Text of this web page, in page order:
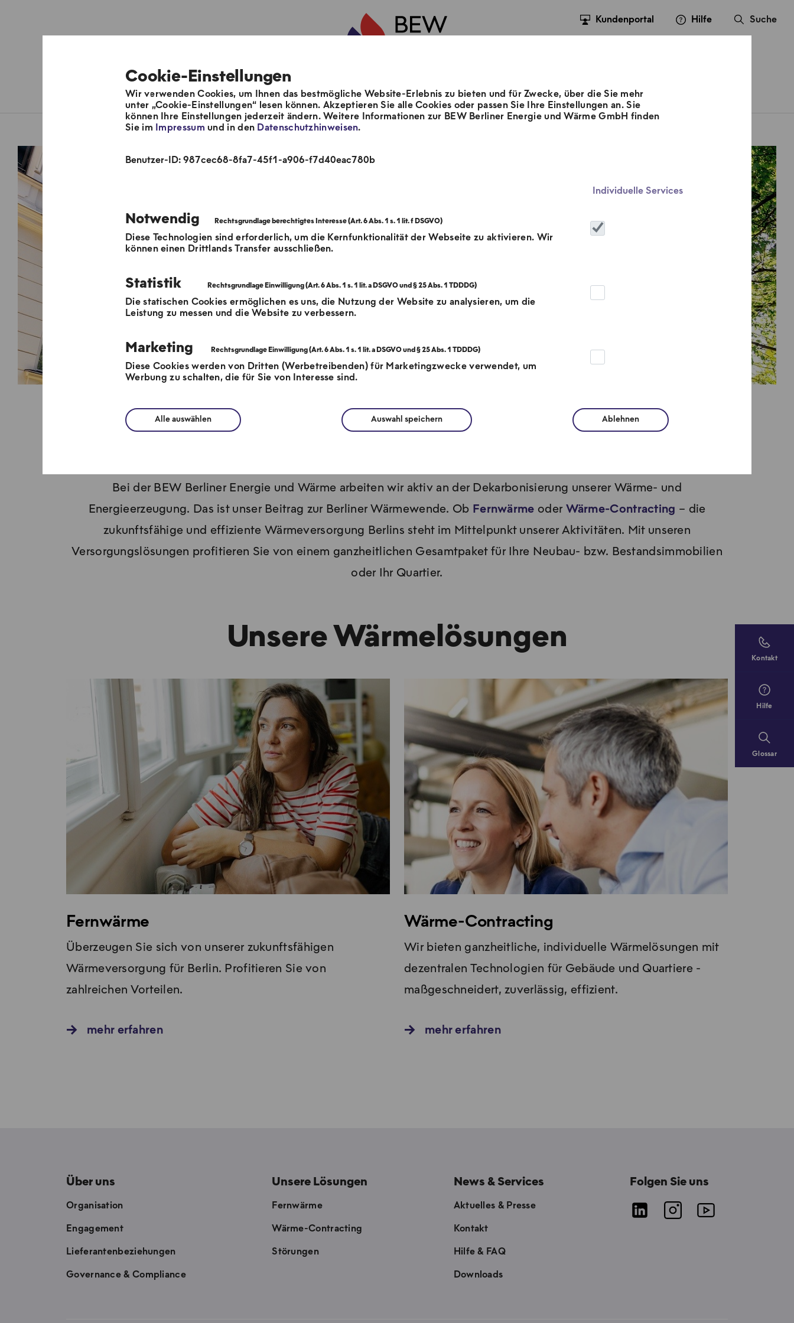
Fernwärmesystem Unsere Lösungen
Wärme
Aktuelles & Presse Kontakt
Kundenportal Hilfe Suche
Wärmeversorgung in Berlin
Bei der BEW Berliner Energie und Wärme arbeiten wir aktiv an der Dekarbonisierung unserer Wärme- und
Energieerzeugung. Das ist unser Beitrag zur Berliner Wärmewende. Ob Fernwärme oder Wärme-Contracting – die
zukunftsfähige und effiziente Wärmeversorgung Berlins steht im Mittelpunkt unserer Aktivitäten. Mit unseren
Versorgungslösungen profitieren Sie von einem ganzheitlichen Gesamtpaket für Ihre Neubau- bzw. Bestandsimmobilien
oder Ihr Quartier.
Unsere Wärmelösungen
Fernwärme
Überzeugen Sie sich von unserer zukunftsfähigen
Wärmeversorgung für Berlin. Profitieren Sie von
zahlreichen Vorteilen.
mehr erfahren
Wärme-Contracting
Wir bieten ganzheitliche, individuelle Wärmelösungen mit
dezentralen Technologien für Gebäude und Quartiere -
maßgeschneidert, zuverlässig, effizient.
mehr erfahren
Cookie-Einstellungen
Wir verwenden Cookies, um Ihnen das bestmögliche Website-Erlebnis zu bieten und für Zwecke, über die Sie mehr
unter „Cookie-Einstellungen“ lesen können. Akzeptieren Sie alle Cookies oder passen Sie Ihre Einstellungen an. Sie
können Ihre Einstellungen jederzeit ändern. Weitere Informationen zur BEW Berliner Energie und Wärme GmbH finden
Sie im
Impressum und in den Datenschutzhinweisen.
Benutzer-ID: 987cec68-8fa7-45f1-a906-f7d40eac780b
Individuelle Services
Notwendig
Diese Technologien sind erforderlich, um die Kernfunktionalität der Webseite zu aktivieren. Wir
können einen Drittlands Transfer ausschließen.
Statistik
Die statischen Cookies ermöglichen es uns, die Nutzung der Website zu analysieren, um die
Leistung zu messen und die Website zu verbessern.
Marketing
Diese Cookies werden von Dritten (Werbetreibenden) für Marketingzwecke verwendet, um
Werbung zu schalten, die für Sie von Interesse sind.
Alle auswählen Auswahl speichern Ablehnen
Über uns
Organisation
Engagement
Lieferantenbeziehungen
Governance & Compliance
Unsere Lösungen
Fernwärme
Wärme-Contracting
Störungen
News & Services
Aktuelles & Presse
Kontakt
Hilfe & FAQ
Downloads
Folgen Sie uns
Kontakt
Hilfe
Glossar